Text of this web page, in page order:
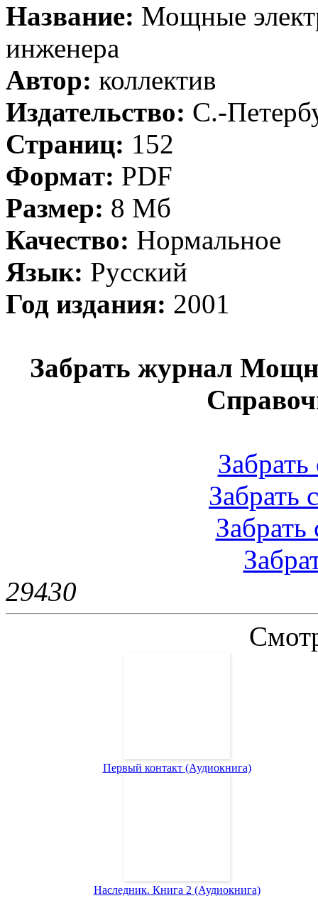
Название: Мощные
инженера
Автор: коллектив
Издательство: С.-
Страниц: 152
Формат: PDF
Размер: 8 Мб
Качество: Нормальное
Язык: Русский
Год издания: 2001
Забрать журнал
Забрать
29430
Первый контакт (Аудиокнига)
Наследник. Книга 2 (Аудиокнига)